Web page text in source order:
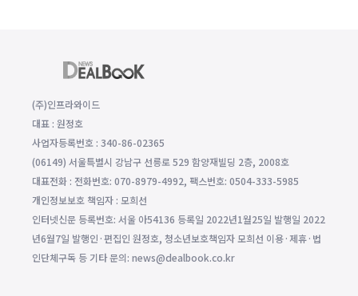
(주)인프라와이드
대표 : 원정호
사업자등록번호 : 340-86-02365
(06149) 서울특별시 강남구 선릉로 529 함양재빌딩 2층, 2008호
대표전화 : 전화번호: 070-8979-4992, 팩스번호: 0504-333-5985
개인정보보호 책임자 : 모희선
인터넷신문 등록번호: 서울 아54136 등록일 2022년1월25일 발행일 2022
년6월7일 발행인·편집인 원정호, 청소년보호책임자 모희선 이용·제휴·법
인단체구독 등 기타 문의: news@dealbook.co.kr